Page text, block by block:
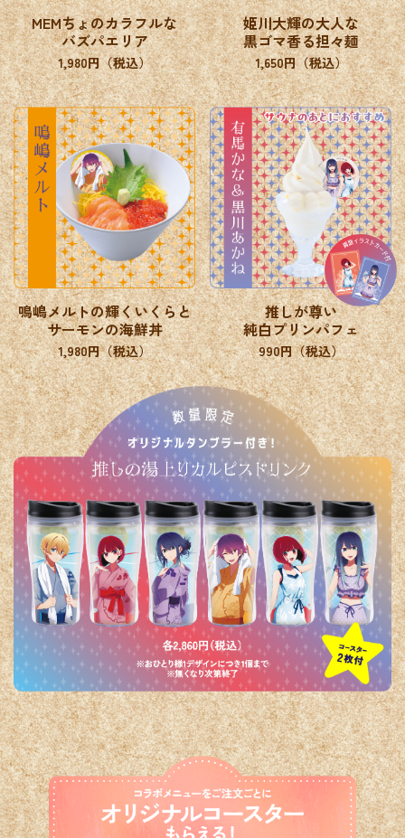
MEMちょのカラフルな
バズパエリア
1,980円（税込）
姫川大輝の大人な
黒ゴマ香る担々麺
1,650円（税込）
鳴嶋メルトの輝くいくらと
サーモンの海鮮丼
1,980円（税込）
推しが尊い
純白プリンパフェ
990円（税込）